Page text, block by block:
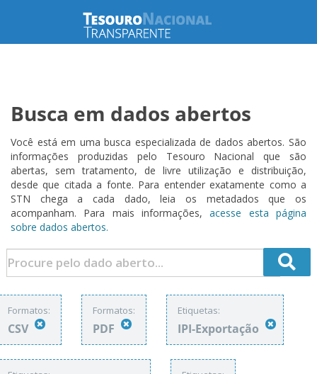
Busca em dados abertos
Você está em uma busca especializada de dados abertos. São
informações produzidas pelo Tesouro Nacional que são
abertas, sem tratamento, de livre utilização e distribuição,
desde que citada a fonte. Para entender exatamente como a
STN chega a cada dado, leia os metadados que os
acompanham. Para mais informações,acesse esta página
sobre dados abertos.
Formatos:
CSV
Formatos:
PDF
Etiquetas:
IPI-Exportação